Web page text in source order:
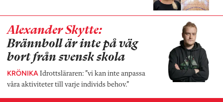
Alexander Skytte:
Brännboll är inte på väg
bort från svensk skola
KRÖNIKA Idrottsläraren: ”vi kan inte anpassa
våra aktiviteter till varje individs behov.”